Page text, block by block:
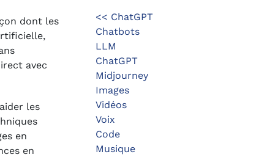
dont les
avec
les
en
en
<< ChatGPT
Chatbots
LLM
ChatGPT
Midjourney
Images
Vidéos
Voix
Code
Musique